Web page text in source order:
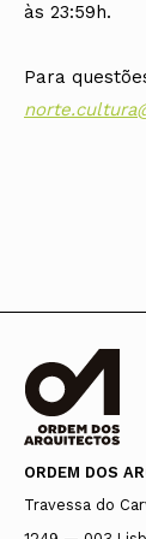
às 23:59h.
Para
ORDEM DOS
Travessa do